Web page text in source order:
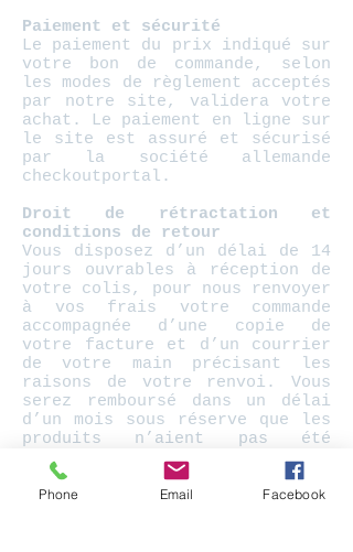
Paiement et sécurité
Le paiement du prix indiqué sur
votre bon de commande, selon
les modes de règlement acceptés
par notre site, validera votre
achat. Le paiement en ligne sur
le site est assuré et sécurisé
par la société allemande
checkoutportal.
Droit de rétractation et
conditions de retour
Vous disposez d’un délai de 14
jours ouvrables à réception de
votre colis, pour nous renvoyer
à vos frais votre commande
accompagnée d’une copie de
votre facture et d’un courrier
de votre main précisant les
raisons de votre renvoi. Vous
serez remboursé dans un délai
d’un mois sous réserve que les
produits n’aient pas été
utilisés ou endommagés. Tout
produit personnalisé ne sera ni
repris, ni échangé (Loi n°2014-
Phone Email Facebook